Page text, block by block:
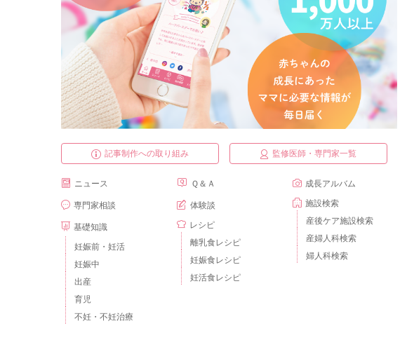
記事制作への取り組み 監修医師・専門家一覧
ニュース
専門家相談
基礎知識
妊娠前・妊活
妊娠中
出産
育児
不妊・不妊治療
Ｑ＆Ａ
体験談
レシピ
離乳食レシピ
妊娠食レシピ
妊活食レシピ
成長アルバム
施設検索
産後ケア施設検索
産婦人科検索
婦人科検索